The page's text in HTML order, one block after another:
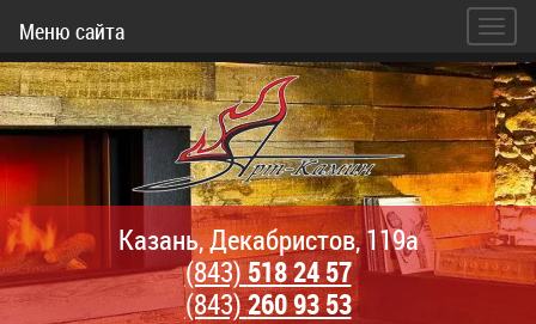
Меню сайта
Казань, Декабристов, 119а
(843)518 24 57
(843)260 93 53